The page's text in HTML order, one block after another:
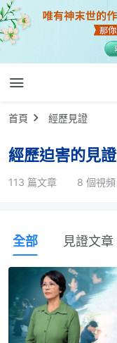
首頁 經歷見證
經歷迫害的見證
113 篇文章 8 個視頻
全部 見證文章